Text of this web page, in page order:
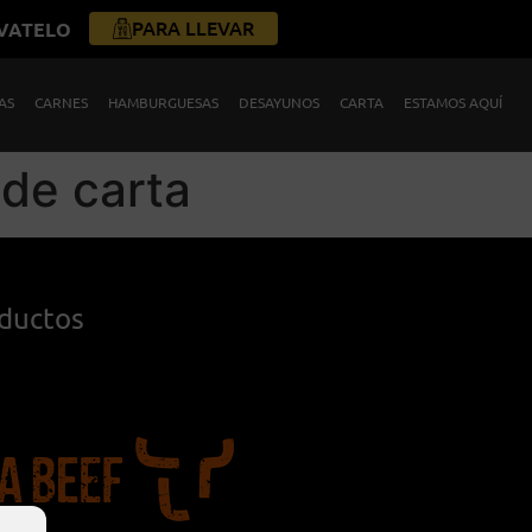
PARA LLEVAR
CARNES HAMBURGUESAS DESAYUNOS CARTA ESTAMOS AQUÍ
carta